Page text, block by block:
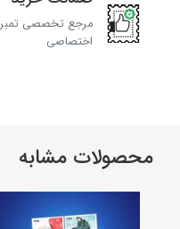
مرجع تخصصی تمبر
اختصاصی
محصولات مشابه